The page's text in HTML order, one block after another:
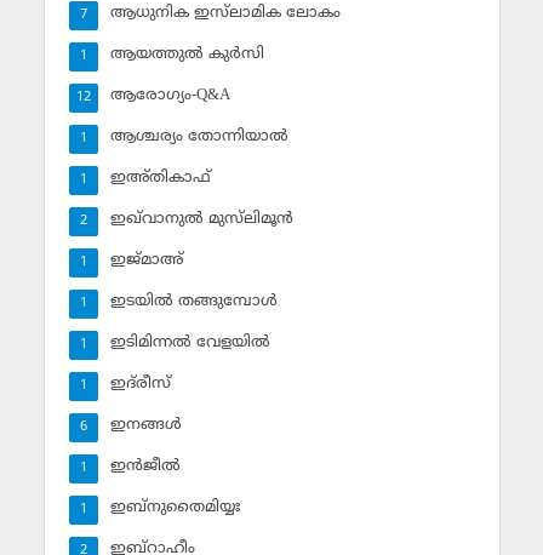
ആധുനിക ഇസ്‌ലാമിക ലോകം
7
ആയത്തുല്‍ കുര്‍സി
1
ആരോഗ്യം-Q&A
12
ആശ്ചര്യം തോന്നിയാല്‍
1
ഇഅ്തികാഫ്‌
1
ഇഖ്‌വാനുല്‍ മുസ്‌ലിമൂന്‍
2
ഇജ്മാഅ്
1
ഇടയില്‍ തങ്ങുമ്പോള്‍
1
ഇടിമിന്നല്‍ വേളയില്‍
1
ഇദ്‌രീസ്‌
1
ഇനങ്ങള്‍
6
ഇന്‍ജീല്‍
1
ഇബ്‌നുതൈമിയ്യഃ
1
ഇബ്‌റാഹീം
2